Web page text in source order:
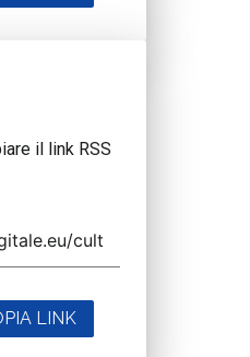
il link RSS
LINK